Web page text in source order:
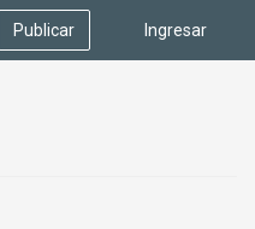
Ingresar
Publicar